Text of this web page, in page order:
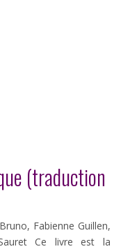
(traduction
Fabienne Guillen,
Sauret Ce livre est la